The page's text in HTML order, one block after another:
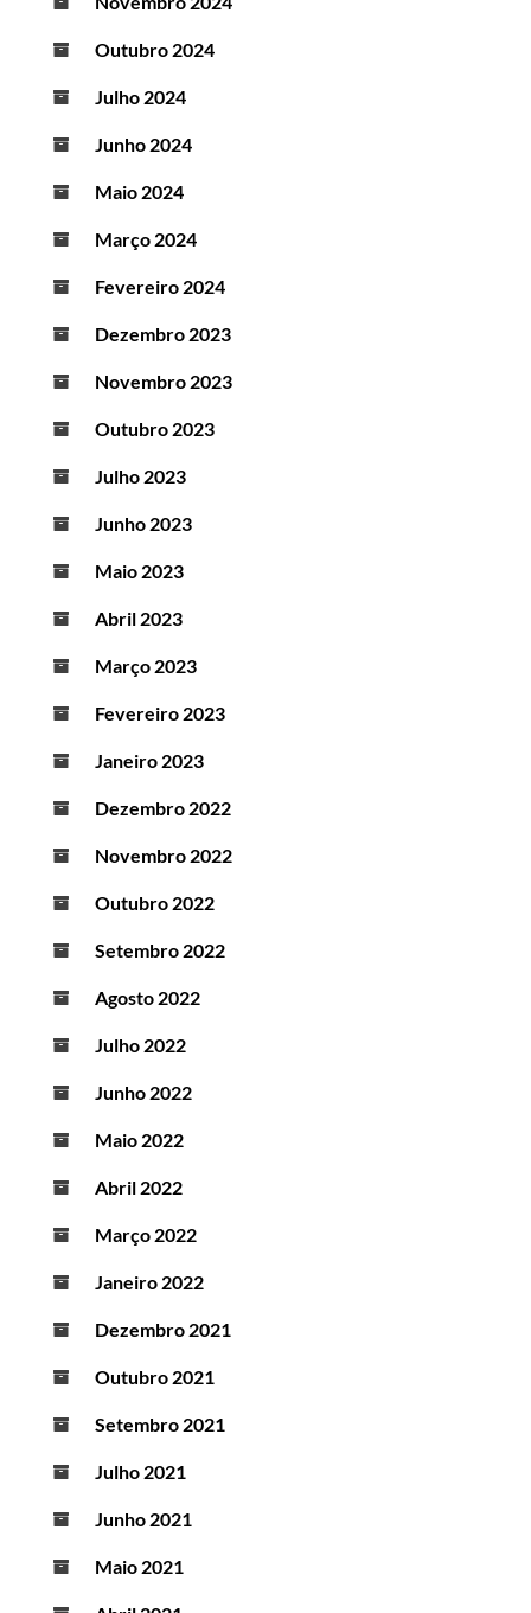
Outubro 2024
Julho 2024
Junho 2024
Maio 2024
Março 2024
Fevereiro 2024
Dezembro 2023
Novembro 2023
Outubro 2023
Julho 2023
Junho 2023
Maio 2023
Abril 2023
Março 2023
Fevereiro 2023
Janeiro 2023
Dezembro 2022
Novembro 2022
Outubro 2022
Setembro 2022
Agosto 2022
Julho 2022
Junho 2022
Maio 2022
Abril 2022
Março 2022
Janeiro 2022
Dezembro 2021
Outubro 2021
Setembro 2021
Julho 2021
Junho 2021
Maio 2021